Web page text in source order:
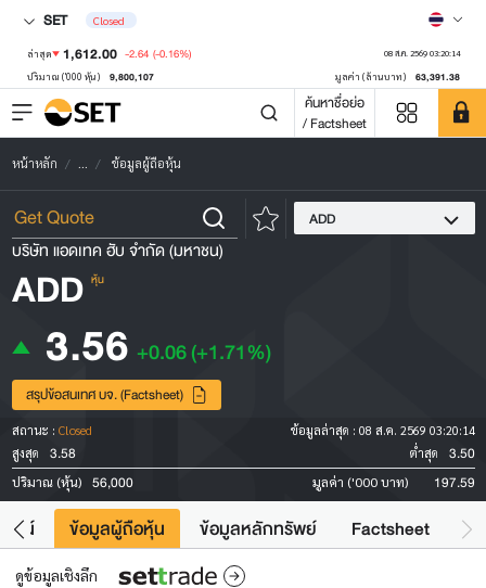
SET Closed
ล่าสุด 1,612.00 -2.64 (-0.16%) 08 ส.ค. 2569 03:20:14
ปริมาณ ('000 หุ้น) 9,800,107 มูลค่า (ล้านบาท) 63,391.38
ค้นหาชื่อย่อ
/ Factsheet
หน้าหลัก ... ข้อมูลผู้ถือหุ้น
ADD
บริษัท แอดเทค ฮับ จำกัด (มหาชน)
ADD หุ้น
3.56 +0.06(+1.71%)
สรุปข้อสนเทศ บจ. (Factsheet)
สถานะ : Closed ข้อมูลล่าสุด : 08 ส.ค. 2569 03:20:14
สูงสุด
3.58 ต่ำสุด 3.50
ปริมาณ (หุ้น) 56,000 มูลค่า ('000 บาท) 197.59
ยชน์ ข้อมูลผู้ถือหุ้น ข้อมูลหลักทรัพย์ Factsheet
ดูข้อมูลเชิงลึก